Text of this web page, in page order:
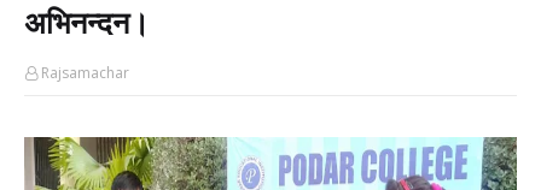
अभिनन्दन।
Rajsamachar